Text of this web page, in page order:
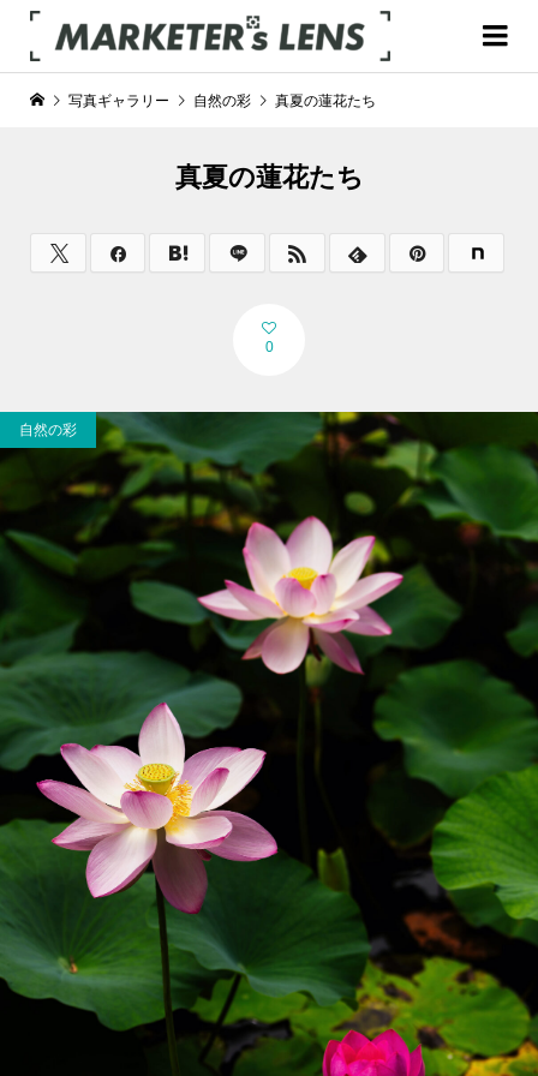
写真ギャラリー 自然の彩 真夏の蓮花たち
真夏の蓮花たち
0
自然の彩